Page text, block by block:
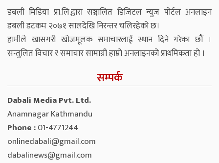
डबली मिडिया प्रा.लि.द्वारा सञ्चालित डिजिटल न्युज पोर्टल अनलाइन
डबली डटकम २०७१ सालदेखि निरन्तर चलिरहेको छ।
हामीले खासगरी खोजमूलक समाचारलाई स्थान दिने गरेका छौं ।
सन्तुलित विचार र समाचार सामाग्री हाम्रो अनलाइनको प्राथमिकता हो ।
सम्पर्क
Dabali Media Pvt. Ltd.
Anamnagar Kathmandu
Phone :01-4771244
onlinedabali@gmail.com
dabalinews@gmail.com